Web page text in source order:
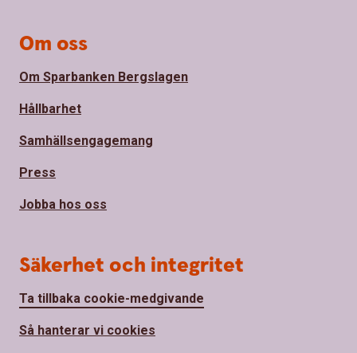
Om oss
Om Sparbanken Bergslagen
Hållbarhet
Samhällsengagemang
Press
Jobba hos oss
Säkerhet och integritet
Ta tillbaka cookie-medgivande
Så hanterar vi cookies